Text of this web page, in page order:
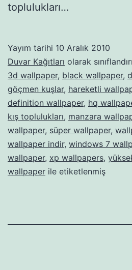
toplulukları…
Yayım tarihi 10 Aralık 2010
Duvar Kağıtları olarak
3d wallpaper, black wallpaper,
göçmen kuşlar, hareketli
definition wallpaper, hq
kış toplulukları, manzara
wallpaper, süper wallpaper,
wallpaper indir, windows 7
wallpaper, xp wallpapers,
wallpaper ile etiketlenmiş